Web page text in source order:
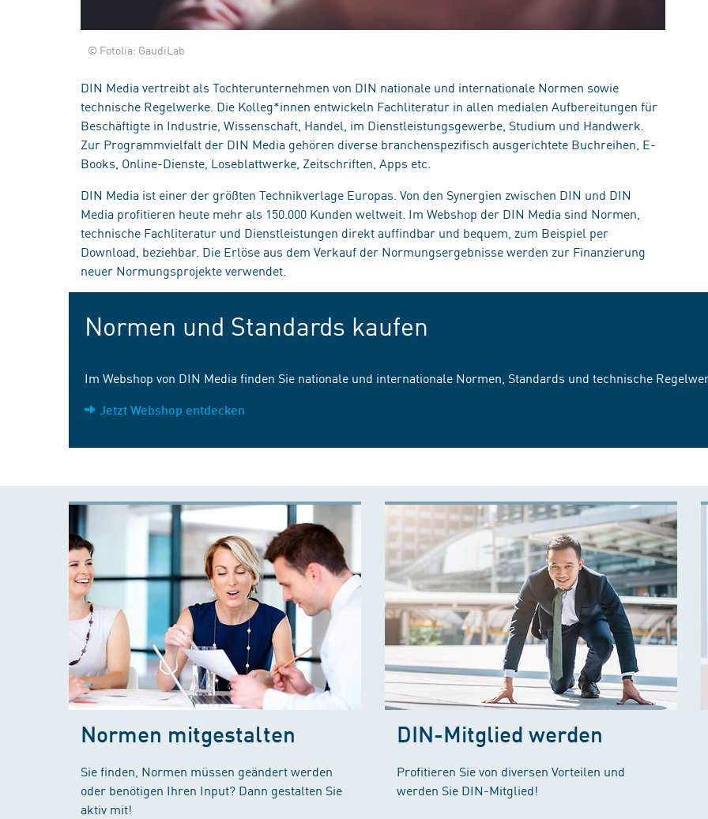
© Fotolia: GaudiLab
DIN Media vertreibt als Tochterunternehmen von DIN nationale und internationale Normen sowie
technische Regelwerke. Die Kolleg*innen entwickeln Fachliteratur in allen medialen Aufbereitungen für
Beschäftigte in Industrie, Wissenschaft, Handel, im Dienstleistungsgewerbe, Studium und Handwerk.
Zur Programmvielfalt der DIN Media gehören diverse branchenspezifisch ausgerichtete Buchreihen, E-
Books, Online-Dienste, Loseblattwerke, Zeitschriften, Apps etc.
DIN Media ist einer der größten Technikverlage Europas. Von den Synergien zwischen DIN und DIN
Media profitieren heute mehr als 150.000 Kunden weltweit. Im Webshop der DIN Media sind Normen,
technische Fachliteratur und Dienstleistungen direkt auffindbar und bequem, zum Beispiel per
Download, beziehbar. Die Erlöse aus dem Verkauf der Normungsergebnisse werden zur Finanzierung
neuer Normungsprojekte verwendet.
Normen und Standards kaufen
Im Webshop von DIN Media finden Sie nationale und internationale Normen, Standards und technische
Jetzt Webshop entdecken
Normen mitgestalten
Sie finden, Normen müssen geändert werden
oder benötigen Ihren Input? Dann gestalten Sie
aktiv mit!
DIN-Mitglied werden
Profitieren Sie von diversen Vorteilen und
werden Sie DIN-Mitglied!